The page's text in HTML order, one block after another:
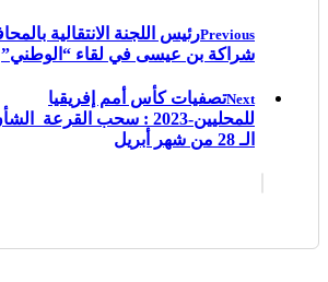
Previousرئيس اللجنة الانتقالية
شراكة بن عيسى في لقاء “الوطني”
Nextتصفيات كأس أمم إفريقيا
للمحليين-2023 : سحب القرعة
الـ 28 من شهر أبريل